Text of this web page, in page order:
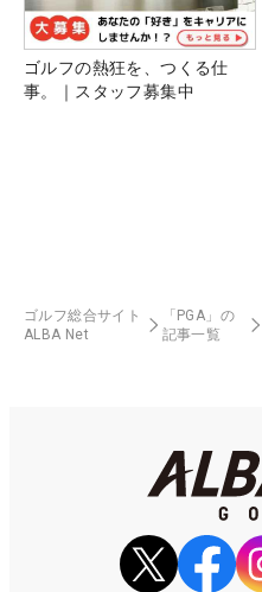
ゴルフの熱狂を、つくる仕
事。｜スタッフ募集中
ゴルフ総合サイト
ALBA Net
「PGA」の
記事一覧